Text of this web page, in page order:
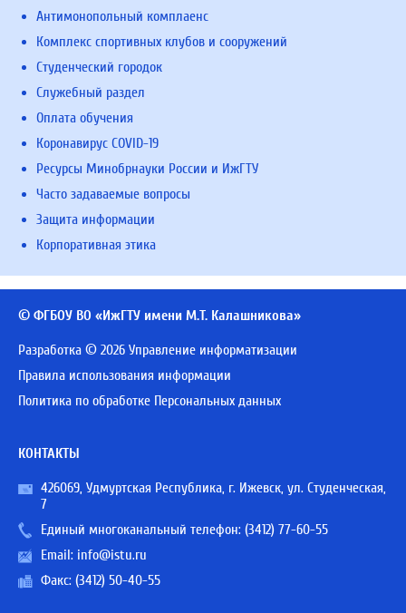
Антимонопольный комплаенс
Комплекс спортивных клубов и сооружений
Студенческий городок
Служебный раздел
Оплата обучения
Коронавирус COVID-19
Ресурсы Минобрнауки России и ИжГТУ
Часто задаваемые вопросы
Защита информации
Корпоративная этика
© ФГБОУ ВО «ИжГТУ имени М.Т. Калашникова»
Разработка © 2026 Управление информатизации
Правила использования информации
Политика по обработке Персональных данных
КОНТАКТЫ
426069, Удмуртская Республика, г. Ижевск, ул. Студенческая,
7
Единый многоканальный телефон: (3412) 77-60-55
Email: info@istu.ru
Факс: (3412) 50-40-55